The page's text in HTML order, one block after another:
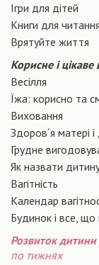
Ігри для дітей
Книги для читання
Врятуйте життя
Корисне і цікаве
Весілля
Їжа: корисно та
Виховання
Здоров´я матері
Грудне
Як назвати
Вагiтнiсть
Календар
Будинок і все,
Розвиток дитини
по тижнях